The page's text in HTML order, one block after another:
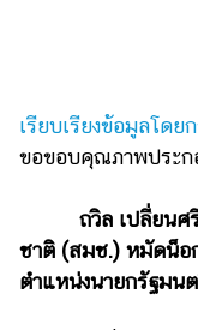
สุขภาพ
ท่อง
อาหาร
ง่ายๆ
เรียบเรียงข้อมูลโด
ขอขอบคุณภาพประก
ถวิล เปลี่ยนศ
ชาติ (สมช.) หมัดน็อ
ตำแหน่งนายกรัฐมน